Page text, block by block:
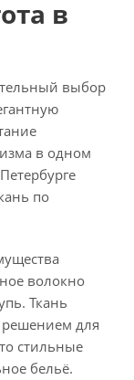
в
выбор
в одном
по
волокно
Ткань
решением для
стильные
бельё.